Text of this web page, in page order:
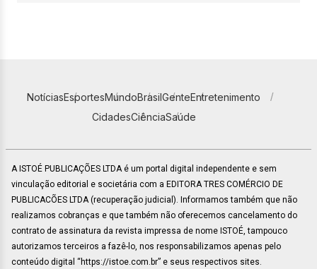
NotíciasEsportesMundoBrasilGenteEntretenimento
CidadesCiênciaSaúde
A ISTOÉ PUBLICAÇÕES LTDA é um portal digital independente e sem
vinculação editorial e societária com a EDITORA TRES COMÉRCIO DE
PUBLICACÕES LTDA (recuperação judicial). Informamos também que não
realizamos cobranças e que também não oferecemos cancelamento do
contrato de assinatura da revista impressa de nome ISTOÉ, tampouco
autorizamos terceiros a fazê-lo, nos responsabilizamos apenas pelo
conteúdo digital “https://istoe.com.br” e seus respectivos sites.